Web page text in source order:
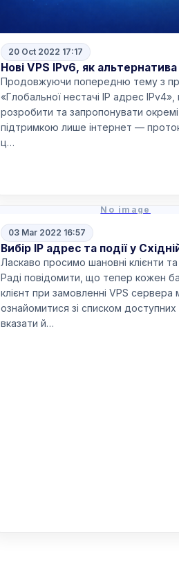
20 Oct 2022 17:17
Нові VPS IPv6, як
Продовжуючи попередню тему з
«Глобальної нестачі IP адрес IPv4»,
розробити та запропонувати
підтримкою лише інтернет —
ц…
No image
03 Mar 2022 16:57
Вибір IP адрес та події у
Ласкаво просимо шановні клієнти
Раді повідомити, що тепер кожен
клієнт при замовленні VPS
ознайомитися зі списком
вказати й…